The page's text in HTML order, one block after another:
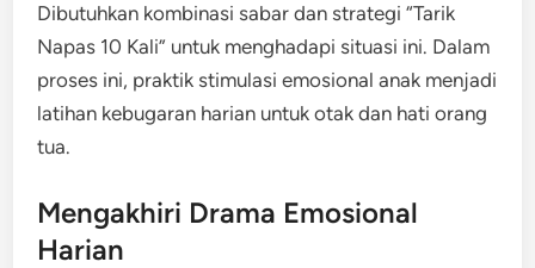
Dibutuhkan kombinasi sabar dan strategi “Tarik
Napas 10 Kali” untuk menghadapi situasi ini. Dalam
proses ini, praktik stimulasi emosional anak menjadi
latihan kebugaran harian untuk otak dan hati orang
tua.
Mengakhiri Drama Emosional
Harian